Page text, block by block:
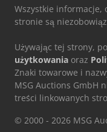
Wszystkie informacje,
stronie są
Używając tej strony,
użytkowania oraz
Znaki towarowe i
MSG Auctions GmbH
treści linkowanych
© 2000 - 2026 MSG